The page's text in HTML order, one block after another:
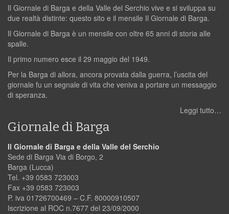
Il Giornale di Barga e della Valle del Serchio vive e si sviluppa su
due realtà distinte: questo sito e il mensile Il Giornale di Barga.
Il Giornale di Barga è un mensile con oltre 65 anni di storia alle
spalle.
Il primo numero esce il 29 maggio del 1949.
Per la Barga di allora, ancora provata dalla guerra, l’uscita del
giornale fu un segnale di vita che veniva a portare un messaggio
di speranza.
Leggi tutto…
Giornale di Barga
Il Giornale di Barga e della Valle del Serchio
Sede di Barga Via di Borgo, 2
Barga (Lucca)
Tel. +39 0583 723003
Fax +39 0583 723003
P. iva 01726700469 – C.F. 80000910507
Iscrizione al ROC n.7677 del 23/09/2000